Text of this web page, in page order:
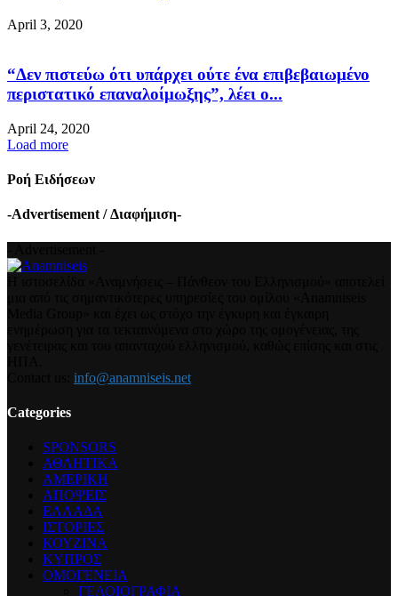
April 3, 2020
“Δεν πιστεύω ότι υπάρχει ούτε ένα επιβεβαιωμένο
περιστατικό επαναλοίμωξης”, λέει ο...
April 24, 2020
Load more
Ροή Ειδήσεων
-Advertisement / Διαφήμιση-
info@anamniseis.net
Categories
SPONSORS
ΑΘΛΗΤΙΚΑ
ΑΜΕΡΙΚΗ
ΑΠΟΨΕΙΣ
ΕΛΛΑΔΑ
ΙΣΤΟΡΙΕΣ
ΚΟΥΖΙΝΑ
ΚΥΠΡΟΣ
ΟΜΟΓΕΝΕΙΑ
ΓΕΛΟΙΟΓΡΑΦΙΑ